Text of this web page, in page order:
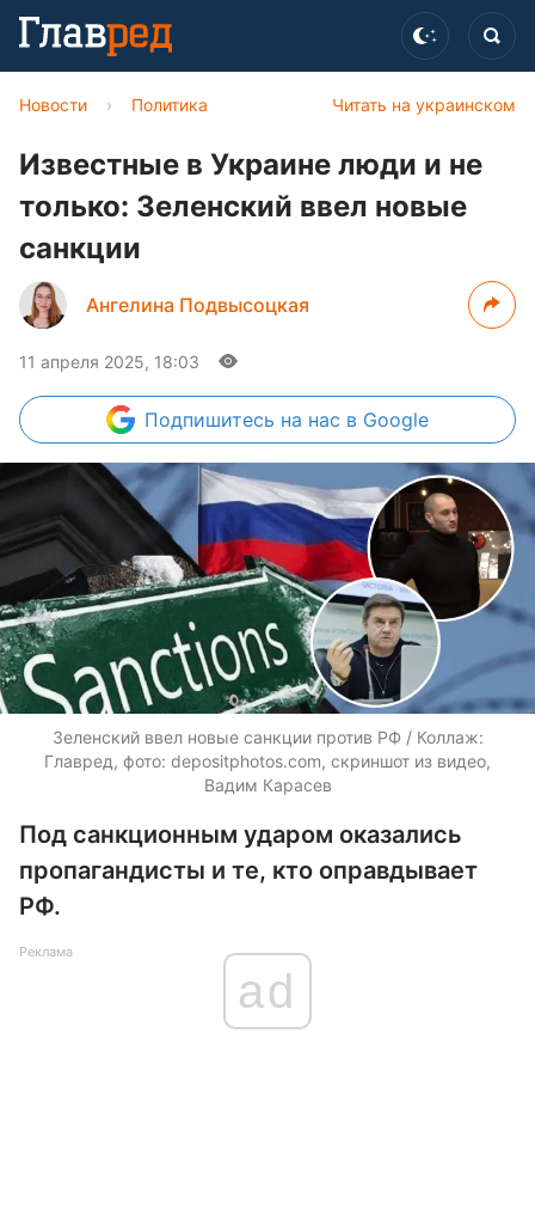
Читать на украинском
Новости › Политика
Известные в Украине люди и не
только: Зеленский ввел новые
санкции
Ангелина Подвысоцкая
11 апреля 2025, 18:03
Подпишитесь на нас в Google
Зеленский ввел новые санкции против РФ / Коллаж:
Главред, фото: depositphotos.com, скриншот из видео,
Вадим Карасев
Под санкционным ударом оказались
пропагандисты и те, кто оправдывает
РФ.
Реклама
ad